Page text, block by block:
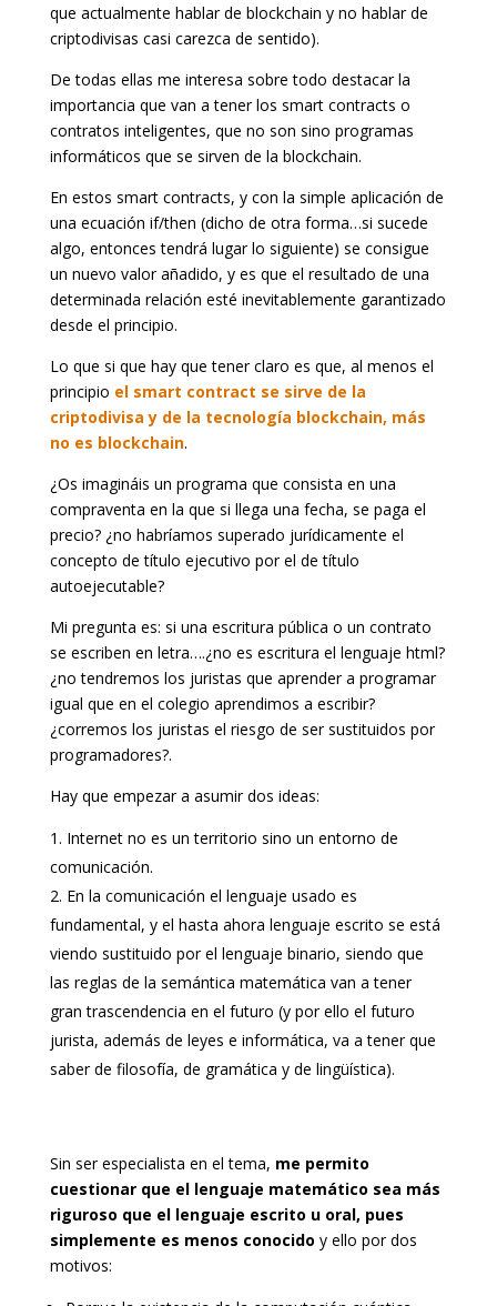
que actualmente hablar de blockchain y no hablar de
criptodivisas casi carezca de sentido).
De todas ellas me interesa sobre todo destacar la
importancia que van a tener los smart contracts o
contratos inteligentes, que no son sino programas
informáticos que se sirven de la blockchain.
En estos smart contracts, y con la simple aplicación de
una ecuación if/then (dicho de otra forma…si sucede
algo, entonces tendrá lugar lo siguiente) se consigue
un nuevo valor añadido, y es que el resultado de una
determinada relación esté inevitablemente garantizado
desde el principio.
Lo que si que hay que tener claro es que, al menos el
principio el smart contract se sirve de la
criptodivisa y de la tecnología blockchain, más
no es blockchain.
¿Os imagináis un programa que consista en una
compraventa en la que si llega una fecha, se paga el
precio? ¿no habríamos superado jurídicamente el
concepto de título ejecutivo por el de título
autoejecutable?
Mi pregunta es: si una escritura pública o un contrato
se escriben en letra….¿no es escritura el lenguaje html?
¿no tendremos los juristas que aprender a programar
igual que en el colegio aprendimos a escribir?
¿corremos los juristas el riesgo de ser sustituidos por
programadores?.
Hay que empezar a asumir dos ideas:
Internet no es un territorio sino un entorno de
comunicación.
En la comunicación el lenguaje usado es
fundamental, y el hasta ahora lenguaje escrito se está
viendo sustituido por el lenguaje binario, siendo que
las reglas de la semántica matemática van a tener
gran trascendencia en el futuro (y por ello el futuro
jurista, además de leyes e informática, va a tener que
saber de filosofía, de gramática y de lingüística).
Sin ser especialista en el tema, me permito
cuestionar que el lenguaje matemático sea más
riguroso que el lenguaje escrito u oral, pues
simplemente es menos conocido y ello por dos
motivos: